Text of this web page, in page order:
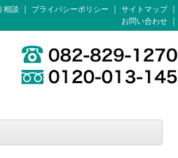
相談 プライバシーポリシー
サイトマップ
お問い合わせ